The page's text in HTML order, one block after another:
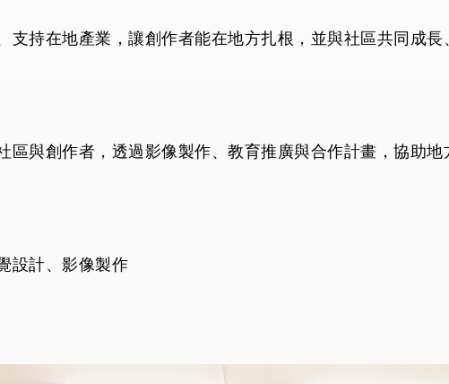
持在地產業，讓創作者能在地方扎根，並與社區共同成長
區與創作者，透過影像製作、教育推廣與合作計畫，協助地
設計、影像製作